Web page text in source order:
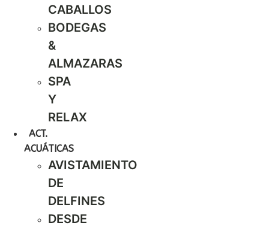
CABALLOS
BODEGAS
&
ALMAZARAS
SPA
Y
RELAX
ACT.
ACUÁTICAS
AVISTAMIENTO
DE
DELFINES
DESDE